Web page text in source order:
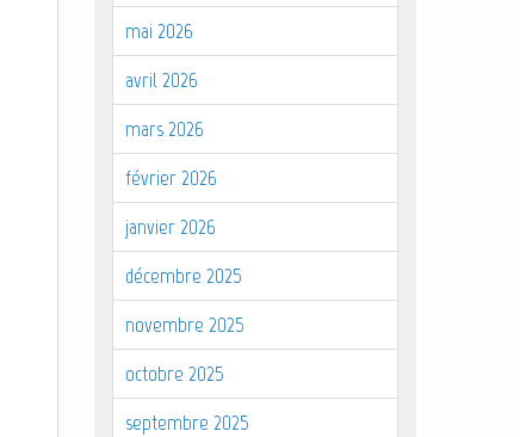
mai 2026
avril 2026
mars 2026
février 2026
janvier 2026
décembre 2025
novembre 2025
octobre 2025
septembre 2025